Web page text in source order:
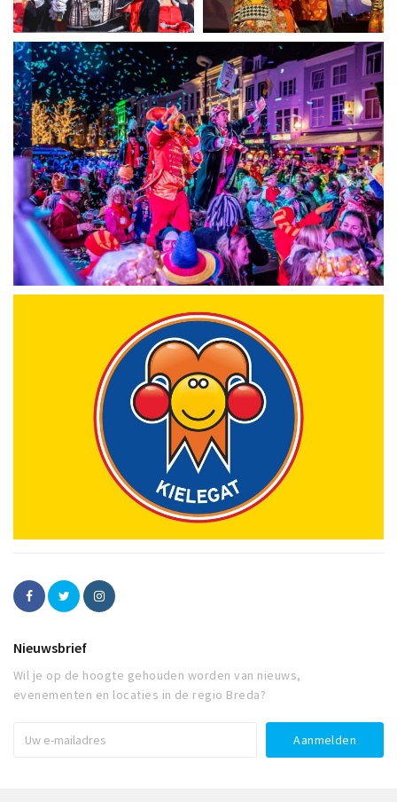
Nieuwsbrief
Wil je op de hoogte gehouden worden van nieuws,
evenementen en locaties in de regio Breda?